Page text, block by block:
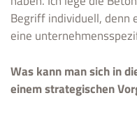
Begriff individuell, denn
eine
Was kann man sich in
einem strategischen